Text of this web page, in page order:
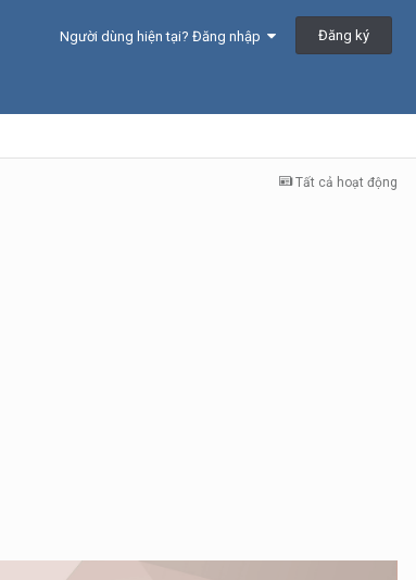
Người dùng hiện tại? Đăng nhập Đăng ký
Tất cả hoạt động